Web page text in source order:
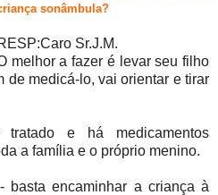
sonâmbula?
Sr.J.M.
melhor a fazer é levar seu filho
de medicá-lo, vai orientar e tirar
tratado e há medicamentos
a família e o próprio menino.
basta encaminhar a criança à